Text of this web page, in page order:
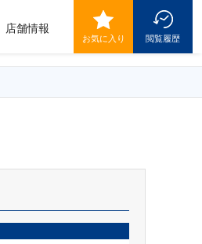
店舗情報
お気に入り 閲覧履歴